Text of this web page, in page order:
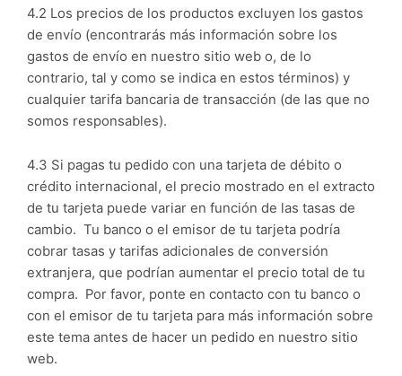
4.2 Los precios de los productos excluyen los gastos
de envío (encontrarás más información sobre los
gastos de envío en nuestro sitio web o, de lo
contrario, tal y como se indica en estos términos) y
cualquier tarifa bancaria de transacción (de las que no
somos responsables).
4.3 Si pagas tu pedido con una tarjeta de débito o
crédito internacional, el precio mostrado en el extracto
de tu tarjeta puede variar en función de las tasas de
cambio. Tu banco o el emisor de tu tarjeta podría
cobrar tasas y tarifas adicionales de conversión
extranjera, que podrían aumentar el precio total de tu
compra. Por favor, ponte en contacto con tu banco o
con el emisor de tu tarjeta para más información sobre
este tema antes de hacer un pedido en nuestro sitio
web.